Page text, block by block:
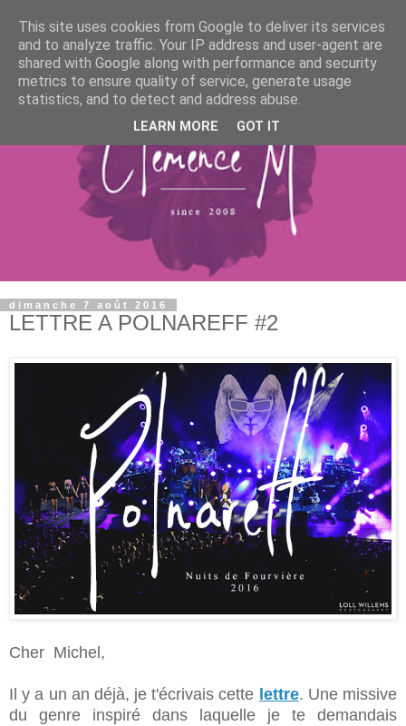
dimanche 7 août 2016
LETTRE A POLNAREFF #2
Cher Michel,
Il y a un an déjà, je t'écrivais cette lettre. Une missive
du genre inspiré dans laquelle je te demandais
This site uses cookies from Google to deliver its services
and to analyze traffic. Your IP address and user-agent are
shared with Google along with performance and security
metrics to ensure quality of service, generate usage
statistics, and to detect and address abuse.
LEARN MORE GOT IT